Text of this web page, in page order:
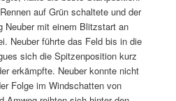
auf Grün schaltete und der
Neuber mit einem Blitzstart an
Neuber führte das Feld bis in die
sich die Spitzenposition kurz
erkämpfte. Neuber konnte nicht
Folge im Windschatten von